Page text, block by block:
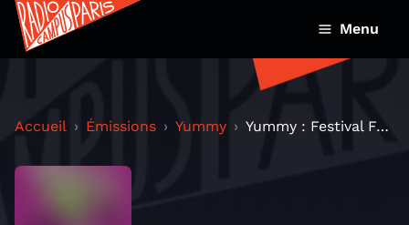
Menu
Accueil Émissions Yummy Yummy : Festival Freak Scene // 17 septembre 2015